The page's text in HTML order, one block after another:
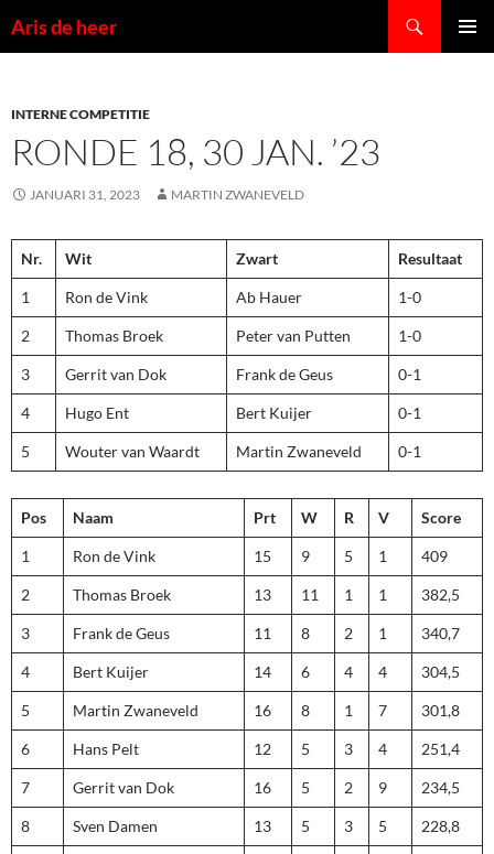
naar
Aris de heer
INTERNE COMPETITIE
RONDE 18, 30 JAN. ’23
JANUARI 31, 2023 MARTIN ZWANEVELD
Nr. Wit Zwart Resultaat
1 Ron de Vink Ab Hauer 1-0
2 Thomas Broek Peter van Putten 1-0
3 Gerrit van Dok Frank de Geus 0-1
4 Hugo Ent Bert Kuijer 0-1
5 Wouter van Waardt Martin Zwaneveld 0-1
Pos Naam Prt W R V Score
1 Ron de Vink 15 9 5 1 409
2 Thomas Broek 13 11 1 1 382,5
3 Frank de Geus 11 8 2 1 340,7
4 Bert Kuijer 14 6 4 4 304,5
5 Martin Zwaneveld 16 8 1 7 301,8
6 Hans Pelt 12 5 3 4 251,4
7 Gerrit van Dok 16 5 2 9 234,5
8 Sven Damen 13 5 3 5 228,8